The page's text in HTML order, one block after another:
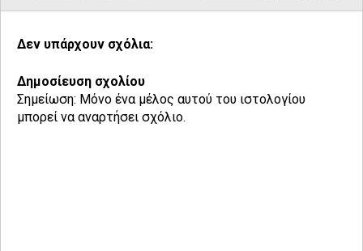
Δεν υπάρχουν σχόλια:
Δημοσίευση σχολίου
Σημείωση: Μόνο ένα μέλος αυτού του ιστολογίου
μπορεί να αναρτήσει σχόλιο.